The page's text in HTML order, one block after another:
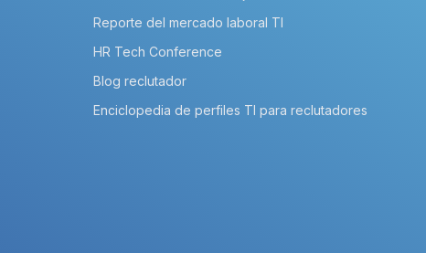
Reporte del mercado laboral TI
HR Tech Conference
Blog reclutador
Enciclopedia de perfiles TI para reclutadores